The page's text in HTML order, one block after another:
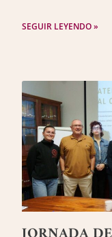
SEGUIR LEYENDO »